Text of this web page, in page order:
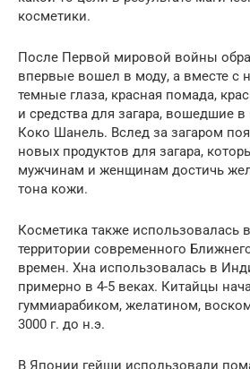
косметики.
После Первой мировой войны
впервые вошел в моду, а вместе с
темные глаза, красная помада,
и средства для загара, вошедшие в
Коко Шанель. Вслед за загаром
новых продуктов для загара,
мужчинам и женщинам достичь
тона кожи.
Косметика также использовалась
территории современного
времен. Хна использовалась в
примерно в 4-5 веках. Китайцы
гуммиарабиком, желатином,
3000 г. до н.э.
В Японии гейши использовали